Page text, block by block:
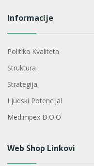
Informacije
Politika Kvaliteta
Struktura
Strategija
Ljudski Potencijal
Medimpex D.o.o
Web Shop Linkovi